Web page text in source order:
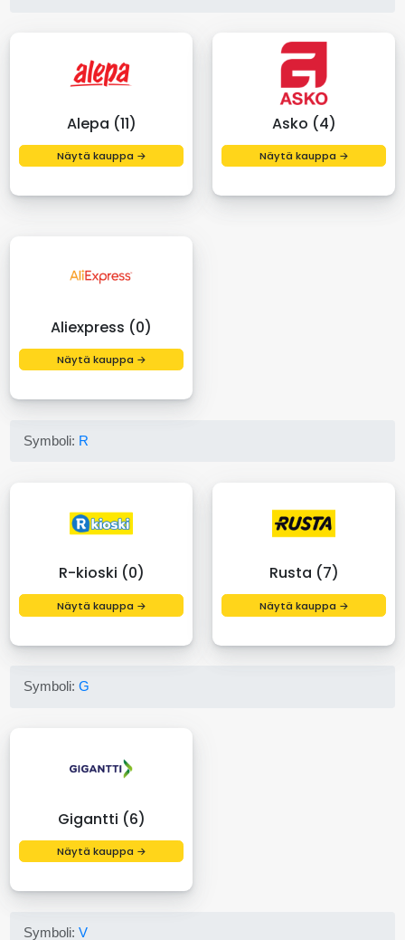
Alepa (11)
Näytä kauppa →
Asko (4)
Näytä kauppa →
Aliexpress (0)
Näytä kauppa →
Symboli: R
R-kioski (0)
Näytä kauppa →
Rusta (7)
Näytä kauppa →
Symboli:G
Gigantti (6)
Näytä kauppa →
Symboli:V